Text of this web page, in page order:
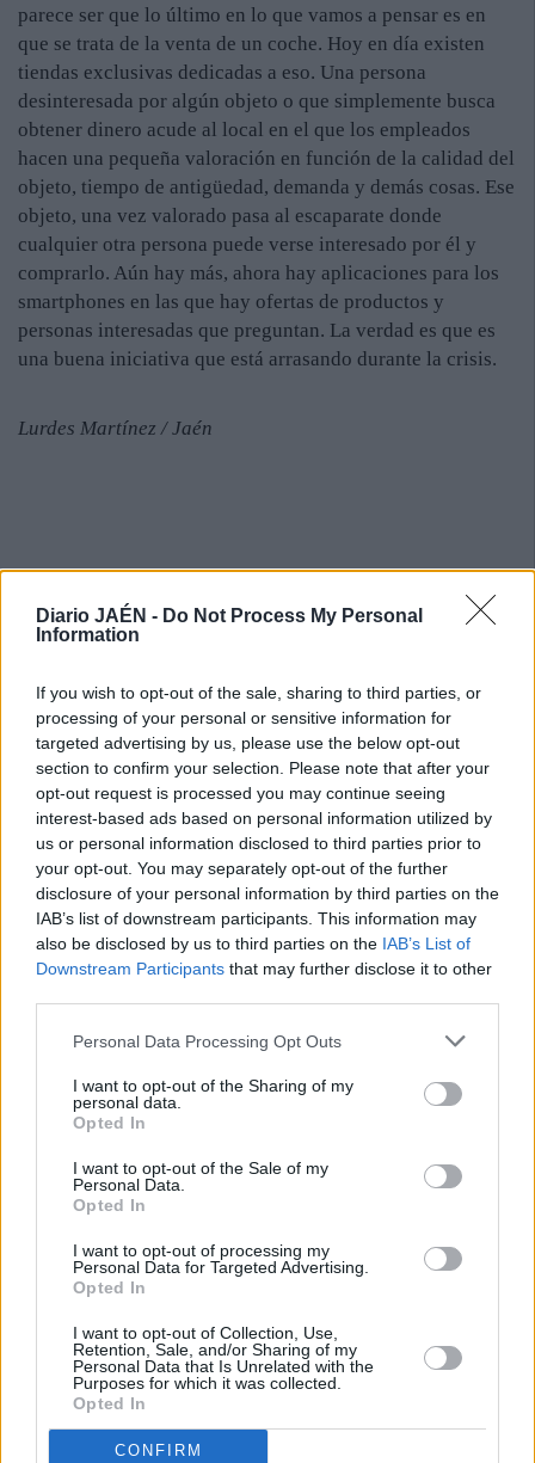
Diario JAÉN - Do Not Process My Personal
Information
If you wish to opt-out of the sale, sharing to third parties, or
processing of your personal or sensitive information for
targeted advertising by us, please use the below opt-out
section to confirm your selection. Please note that after your
opt-out request is processed you may continue seeing
interest-based ads based on personal information utilized by
us or personal information disclosed to third parties prior to
your opt-out. You may separately opt-out of the further
disclosure of your personal information by third parties on the
IAB’s list of downstream participants. This information may
also be disclosed by us to third parties on the IAB’s List of
Downstream Participants that may further disclose it to other
Personal Data Processing Opt Outs
I want to opt-out of the Sharing of my
personal data.
Opted In
I want to opt-out of the Sale of my
Personal Data.
Opted In
I want to opt-out of processing my
Personal Data for Targeted Advertising.
Opted In
I want to opt-out of Collection, Use,
Retention, Sale, and/or Sharing of my
Personal Data that Is Unrelated with the
Purposes for which it was collected.
Opted In
CONFIRM
parece ser que lo último en lo que vamos a pensar es en
que se trata de la venta de un coche. Hoy en día existen
tiendas exclusivas dedicadas a eso. Una persona
desinteresada por algún objeto o que simplemente busca
obtener dinero acude al local en el que los empleados
hacen una pequeña valoración en función de la calidad del
objeto, tiempo de antigüedad, demanda y demás cosas. Ese
objeto, una vez valorado pasa al escaparate donde
cualquier otra persona puede verse interesado por él y
comprarlo. Aún hay más, ahora hay aplicaciones para los
smartphones en las que hay ofertas de productos y
personas interesadas que preguntan. La verdad es que es
una buena iniciativa que está arrasando durante la crisis.
Lurdes Martínez / Jaén